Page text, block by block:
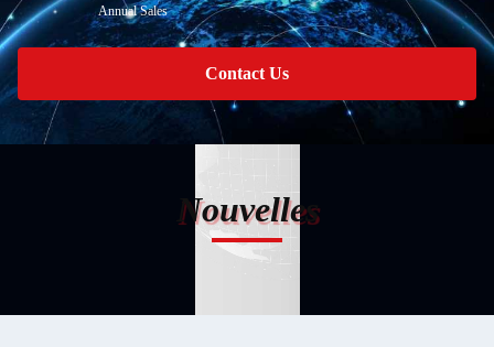
Annual Sales
Contact Us
Nouvelles